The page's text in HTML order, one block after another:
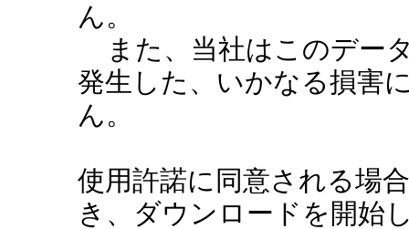
ん。
また、当社はこのデー
発生した、いかなる損害
ん。
使用許諾に同意される場
き、ダウンロードを開始